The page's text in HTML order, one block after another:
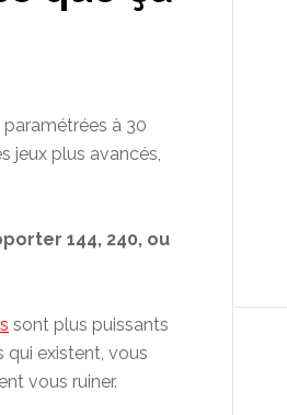
à 30
jeux plus avancés,
144, 240, ou
sont plus puissants
qui existent, vous
vous ruiner.